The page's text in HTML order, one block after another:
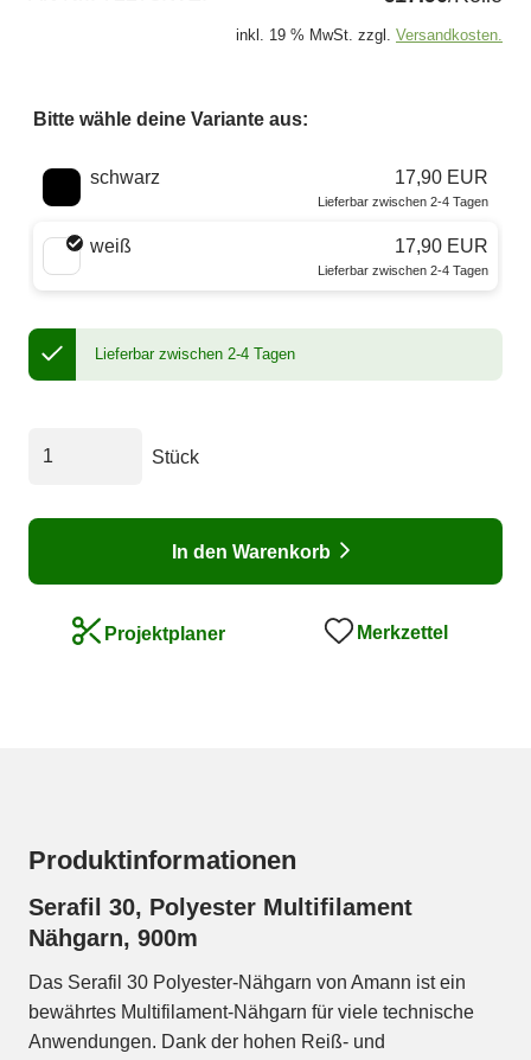
inkl. 19 % MwSt. zzgl. Versandkosten.
Bitte wähle deine Variante aus:
Wähle eine Farbe
schwarz 17,90 EUR
Lieferbar zwischen 2-4 Tagen
weiß 17,90 EUR
Lieferbar zwischen 2-4 Tagen
Lieferbar zwischen 2-4 Tagen
Stück
In den Warenkorb
Projektplaner Merkzettel
Produktinformationen
Serafil 30, Polyester Multifilament
Nähgarn, 900m
Das Serafil 30 Polyester-Nähgarn von Amann ist ein
bewährtes Multifilament-Nähgarn für viele technische
Anwendungen. Dank der hohen Reiß- und